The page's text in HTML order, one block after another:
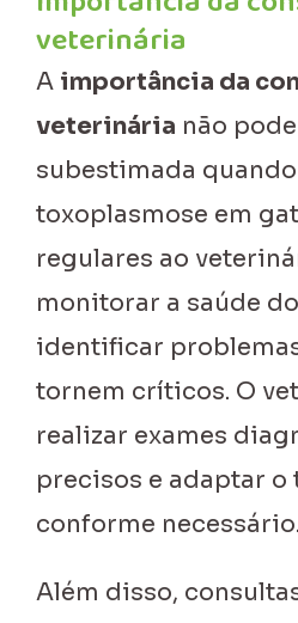
veterinária
A importância da
veterinária não
subestimada
toxoplasmose em
regulares ao
monitorar a saúde
identificar
tornem críticos. O
realizar exames
precisos e adaptar o
conforme necessário.
Além disso,